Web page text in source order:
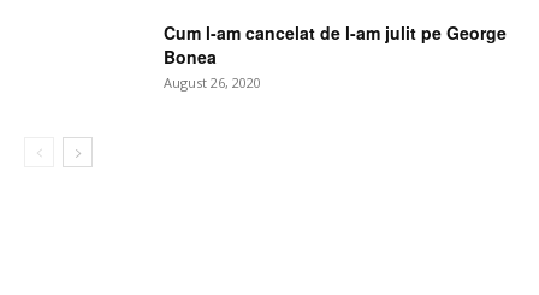
Cum l-am cancelat de l-am julit pe George
Bonea
August 26, 2020